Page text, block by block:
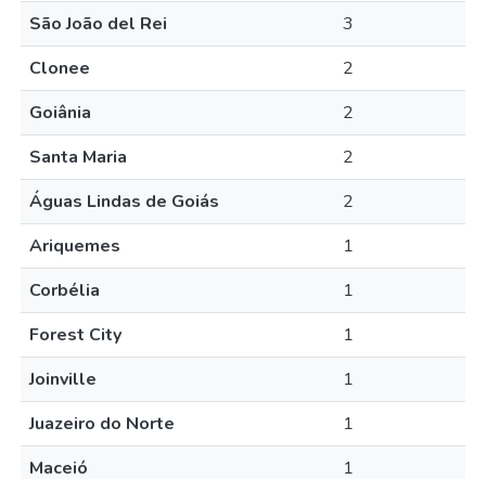
São João del Rei
3
Clonee
2
Goiânia
2
Santa Maria
2
Águas Lindas de Goiás
2
Ariquemes
1
Corbélia
1
Forest City
1
Joinville
1
Juazeiro do Norte
1
Maceió
1